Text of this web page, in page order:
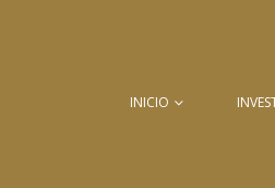
INICIO